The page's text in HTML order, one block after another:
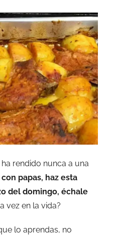
rendido nunca a una
papas, haz esta
del domingo, échale
vez en la vida?
lo aprendas, no